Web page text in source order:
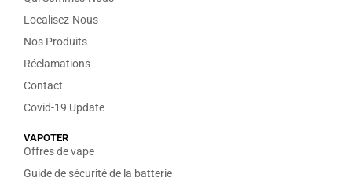
Localisez-Nous
Nos Produits
Réclamations
Contact
Covid-19 Update
VAPOTER
Offres de vape
Guide de sécurité de la batterie